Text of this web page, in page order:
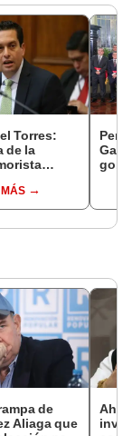
Torres:
de la
de
Aliaga que